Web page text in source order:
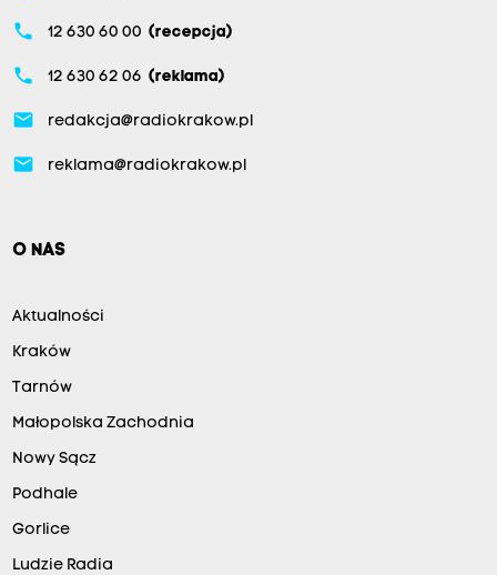
phone 12 630 60 00 (recepcja)
phone 12 630 62 06 (reklama)
email redakcja@radiokrakow.pl
email reklama@radiokrakow.pl
O NAS
Aktualności
Kraków
Tarnów
Małopolska Zachodnia
Nowy Sącz
Podhale
Gorlice
Ludzie Radia